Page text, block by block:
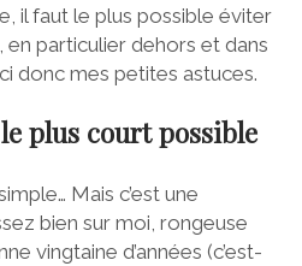
il faut le plus possible éviter
particulier dehors et dans
donc mes petites astuces.
plus court possible
Mais c’est une
bien sur moi, rongeuse
vingtaine d’années (c’est-